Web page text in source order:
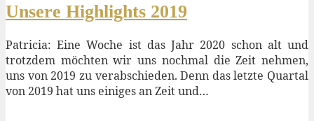
Unsere Highlights 2019
Patricia: Eine Woche ist das Jahr 2020 schon alt und
trotzdem möchten wir uns nochmal die Zeit nehmen,
uns von 2019 zu verabschieden. Denn das letzte Quartal
von 2019 hat uns einiges an Zeit und…